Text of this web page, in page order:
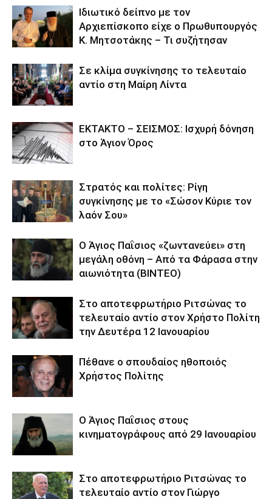
Ιδιωτικό δείπνο με τον
Αρχιεπίσκοπο είχε ο Πρωθυπουργός
Κ. Μητσοτάκης – Τι συζήτησαν
Σε κλίμα συγκίνησης το τελευταίο
αντίο στη Μαίρη Λίντα
ΕΚΤΑΚΤΟ – ΣΕΙΣΜΟΣ: Ισχυρή δόνηση
στο Άγιον Όρος
Στρατός και πολίτες: Ρίγη
συγκίνησης με το «Σώσον Κύριε τον
λαόν Σου»
Ο Άγιος Παΐσιος «ζωντανεύει» στη
μεγάλη οθόνη – Από τα Φάρασα στην
αιωνιότητα (BINTEO)
Στο αποτεφρωτήριο Ριτσώνας το
τελευταίο αντίο στον Χρήστο Πολίτη
την Δευτέρα 12 Ιανουαρίου
Πέθανε ο σπουδαίος ηθοποιός
Χρήστος Πολίτης
Ο Άγιος Παΐσιος στους
κινηματογράφους από 29 Ιανουαρίου
Στο αποτεφρωτήριο Ριτσώνας το
τελευταίο αντίο στον Γιώργο